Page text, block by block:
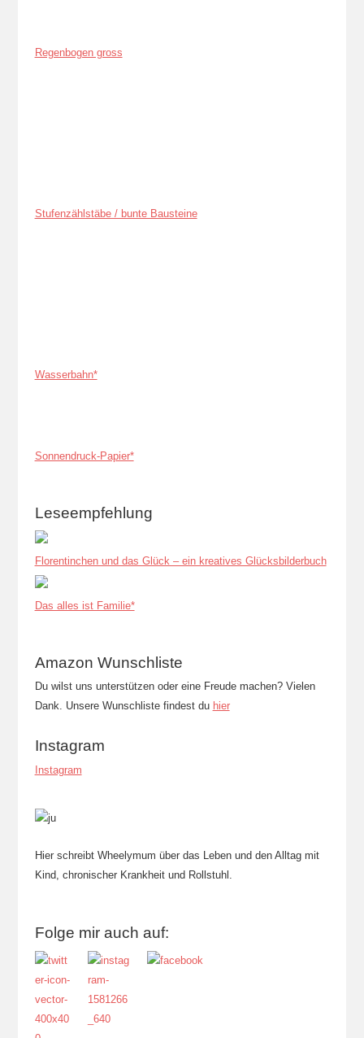
Regenbogen gross
Stufenzählstäbe / bunte Bausteine
Wasserbahn*
Sonnendruck-Papier*
Leseempfehlung
Florentinchen und das Glück – ein kreatives Glücksbilderbuch
Das alles ist Familie*
Amazon Wunschliste
Du wilst uns unterstützen oder eine Freude machen? Vielen
Dank. Unsere Wunschliste findest du hier
Instagram
Instagram
Hier schreibt Wheelymum über das Leben und den Alltag mit
Kind, chronischer Krankheit und Rollstuhl.
Folge mir auch auf: